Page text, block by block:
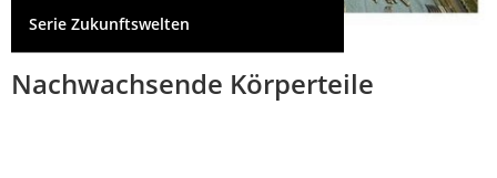
Serie Zukunftswelten
Nachwachsende Körperteile